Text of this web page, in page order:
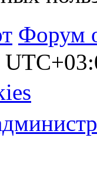
Форум